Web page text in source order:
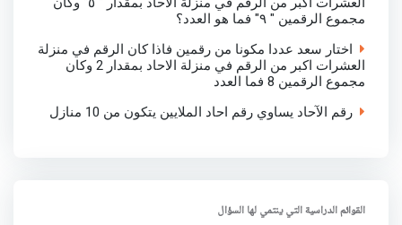
مجموع الرقمين " ٩" فما هو العدد؟
اختار سعد عددا مكونا من رقمين فاذا كان الرقم في منزلة
العشرات اكبر من الرقم في منزلة الاحاد بمقدار 2 وكان
مجموع الرقمين 8 فما العدد
رقم الآحاد يساوي رقم احاد الملايين يتكون من 10 منازل
القوائم الدراسية التي ينتمي لها السؤال